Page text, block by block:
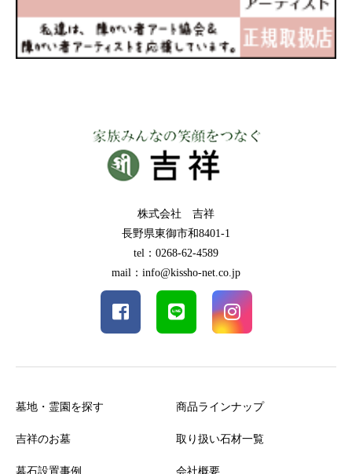
株式会社 吉祥
長野県東御市和8401-1
tel：0268-62-4589
mail：info@kissho-net.co.jp
墓地・霊園を探す
吉祥のお墓
墓石設置事例
商品ラインナップ
取り扱い石材一覧
会社概要